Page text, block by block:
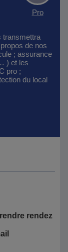
Pro
transmettra
de nos
; assurance
) et les
pro ;
du local
rendez